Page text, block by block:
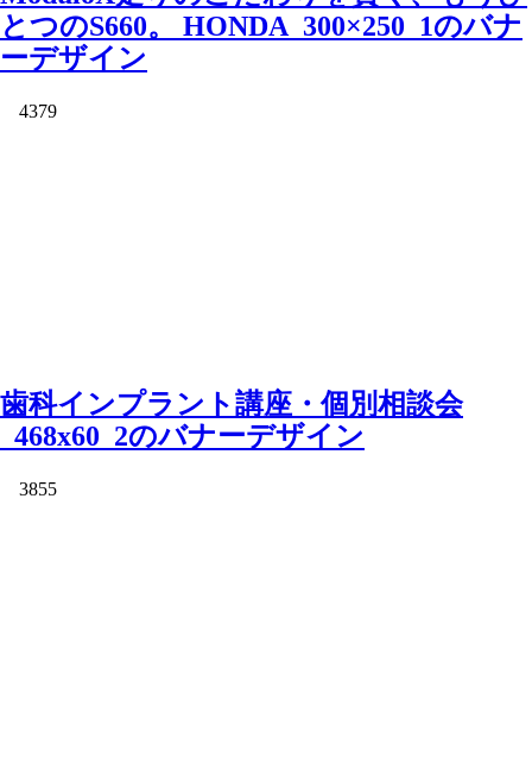
とつのS660。 HONDA_300×250_1のバナ
ーデザイン
4379
歯科インプラント講座・個別相談会
_468x60_2のバナーデザイン
3855